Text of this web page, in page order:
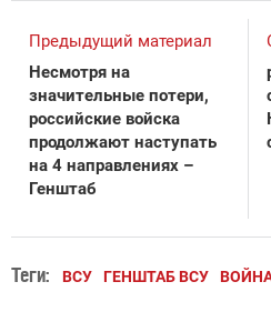
Предыдущий материал
Несмотря на
значительные потери,
российские войска
продолжают наступать
на 4 направлениях –
Генштаб
Теги: ВСУ ГЕНШТАБ ВСУ